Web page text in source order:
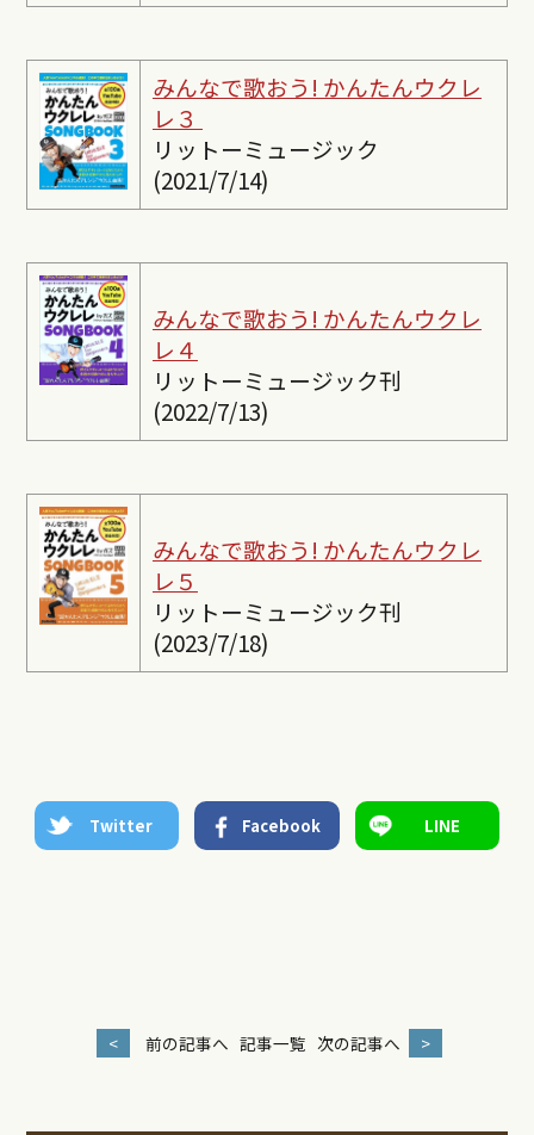
みんなで歌おう! かんたんウクレ
レ３
リットーミュージック
(2021/7/14)
みんなで歌おう! かんたんウクレ
レ４
リットーミュージック刊
(2022/7/13)
みんなで歌おう! かんたんウクレ
レ５
リットーミュージック刊
(2023/7/18)
Twitter Facebook LINE
< 前の記事へ 記事一覧 次の記事へ >